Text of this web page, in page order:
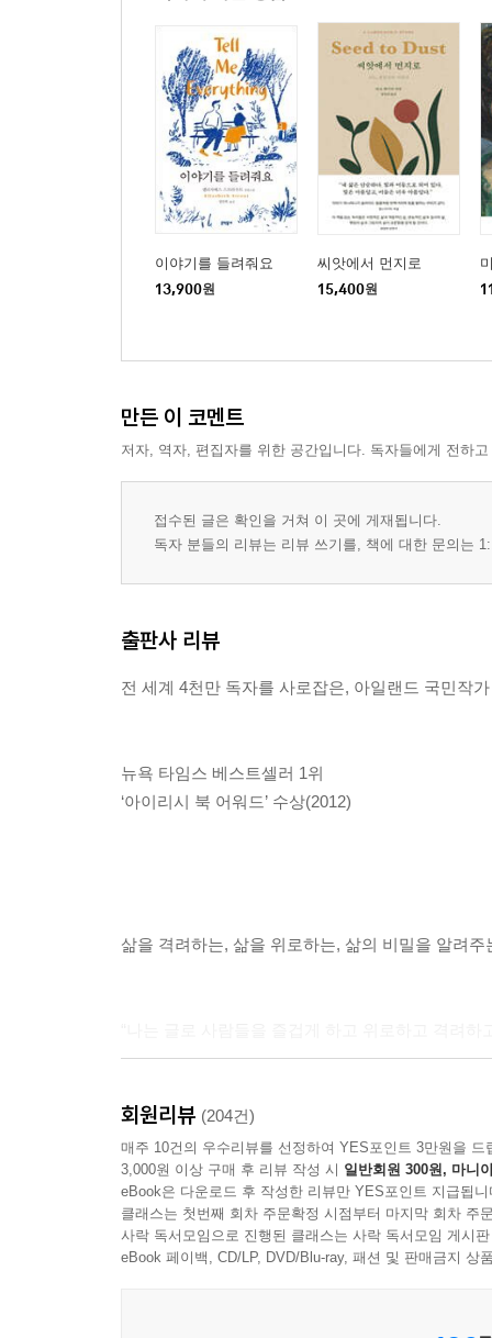
이야기를 들려줘요
13,900원
씨앗에서 먼지로
15,400원
만든 이 코멘트
저자, 역자, 편집자를 위한 공간입니다. 독자들에게 전하
접수된 글은 확인을 거쳐 이 곳에 게재됩니다.
독자 분들의 리뷰는 리뷰 쓰기를, 책에 대한 문의는
출판사 리뷰
전 세계 4천만 독자를 사로잡은, 아일랜드 국민작가
뉴욕 타임스 베스트셀러 1위
‘아이리시 북 어워드’ 수상(2012)
삶을 격려하는, 삶을 위로하는, 삶의 비밀을 알려주
“아일랜드인이 가장 사랑하는 작가” “타고난 이야
만난다. 위트 있는 이야기, 생생한 캐릭터, 인간
세계적으로 4천만 부 이상이 판매되었다. 발표하
상’ ‘밥 휴즈 평생공로상’ ‘아이리시 북 어워드 평
회원리뷰 (204건)
매주 10건의 우수리뷰를 선정하여 YES포인트 3만원을 드
3,000원 이상 구매 후 리뷰 작성 시 일반회원 300원, 마니
eBook은 다운로드 후 작성한 리뷰만 YES포인트 지급됩니
클래스는 첫번째 회차 주문확정 시점부터 마지막 회차 주
사락 독서모임으로 진행된 클래스는 사락 독서모임 게시
eBook 페이백, CD/LP, DVD/Blu-ray, 패션 및 판매금지 상